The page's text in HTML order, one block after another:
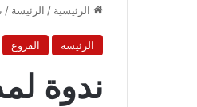
الرئيسية / الرئيسة /
الرئيسة الفروع
ندوة